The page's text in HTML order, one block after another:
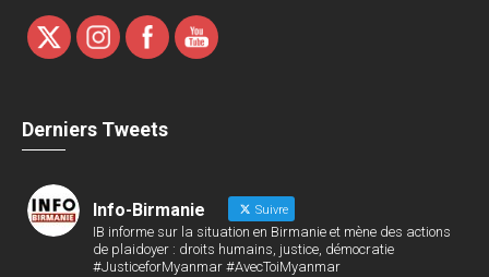
Derniers Tweets
Info-Birmanie Suivre
IB informe sur la situation en Birmanie et mène des actions
de plaidoyer : droits humains, justice, démocratie
#JusticeforMyanmar #AvecToiMyanmar